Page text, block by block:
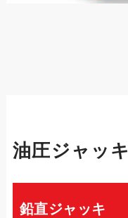
油圧ジャッキ
鉛直ジャッキ